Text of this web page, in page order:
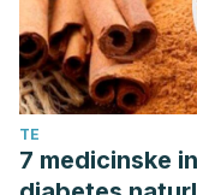
TE
7 medicinske